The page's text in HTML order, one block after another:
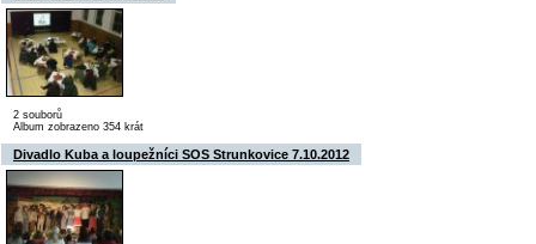
2 souborů
Album zobrazeno 354 krát
Divadlo Kuba a loupežníci SOS Strunkovice 7.10.2012